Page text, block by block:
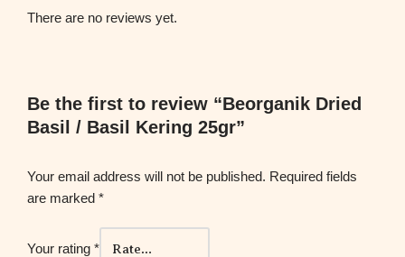
There are no reviews yet.
Be the first to review “Beorganik Dried
Basil / Basil Kering 25gr”
Your email address will not be published. Required fields
are marked *
Your rating *